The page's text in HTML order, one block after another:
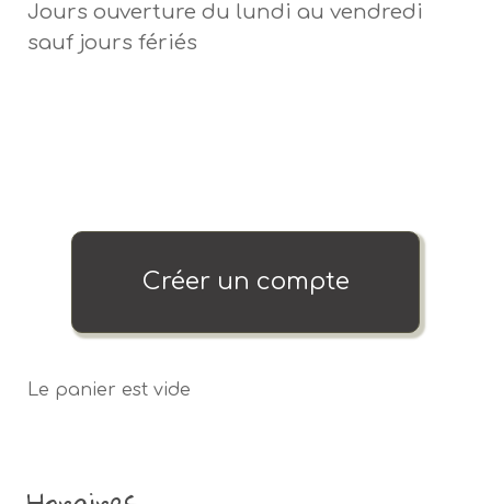
Jours ouverture du lundi au vendredi
sauf jours fériés
Créer un compte
Le panier est vide